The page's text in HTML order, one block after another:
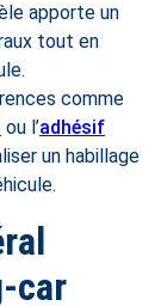
apporte un
tout en
comme
ou l’adhésif
un habillage
car